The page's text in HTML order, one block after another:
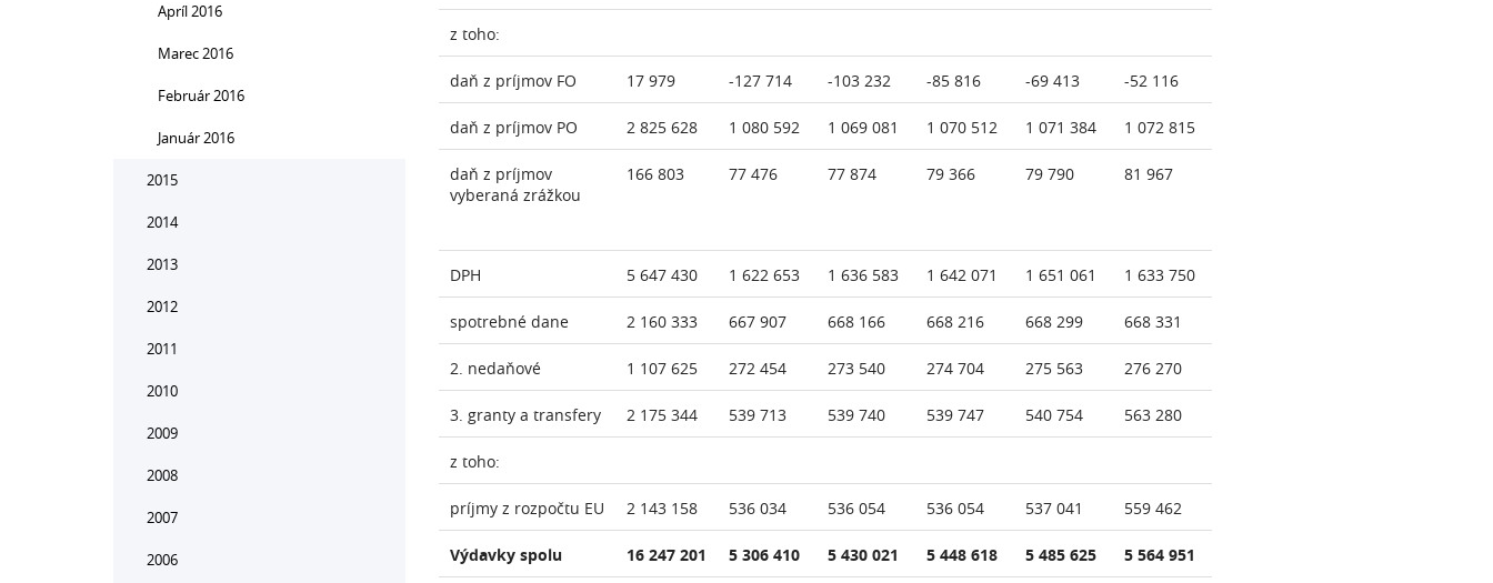
z toho:
daň z príjmov FO 17 979 -127 714 -103 232 -85 816 -69 413 -52 116
daň z príjmov PO 2 825 628 1 080 592 1 069 081 1 070 512 1 071 384 1 072 815
daň z príjmov
vyberaná zrážkou
166 803 77 476 77 874 79 366 79 790 81 967
DPH 5 647 430 1 622 653 1 636 583 1 642 071 1 651 061 1 633 750
spotrebné dane 2 160 333 667 907 668 166 668 216 668 299 668 331
2. nedaňové 1 107 625 272 454 273 540 274 704 275 563 276 270
3. granty a transfery 2 175 344 539 713 539 740 539 747 540 754 563 280
z toho:
príjmy z rozpočtu EU 2 143 158 536 034 536 054 536 054 537 041 559 462
Výdavky spolu 16 247 201 5 306 410 5 430 021 5 448 618 5 485 625 5 564 951
Apríl 2016
Marec 2016
Február 2016
Január 2016
2015
2014
2013
2012
2011
2010
2009
2008
2007
2006